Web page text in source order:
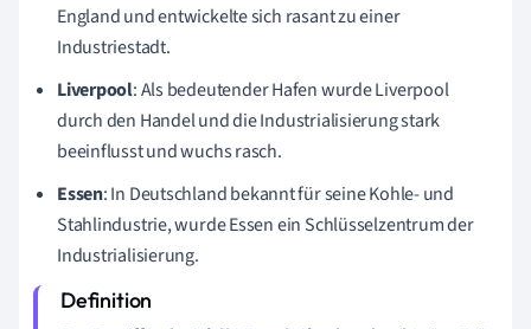
England und entwickelte sich rasant zu einer
Industriestadt.
Liverpool: Als bedeutender Hafen wurde Liverpool
durch den Handel und die Industrialisierung stark
beeinflusst und wuchs rasch.
Essen: In Deutschland bekannt für seine Kohle- und
Stahlindustrie, wurde Essen ein Schlüsselzentrum der
Industrialisierung.